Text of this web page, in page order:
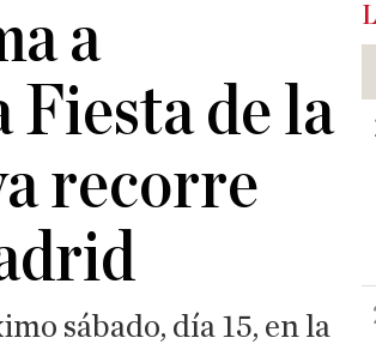
a
de la
recorre
sábado, día 15, en la